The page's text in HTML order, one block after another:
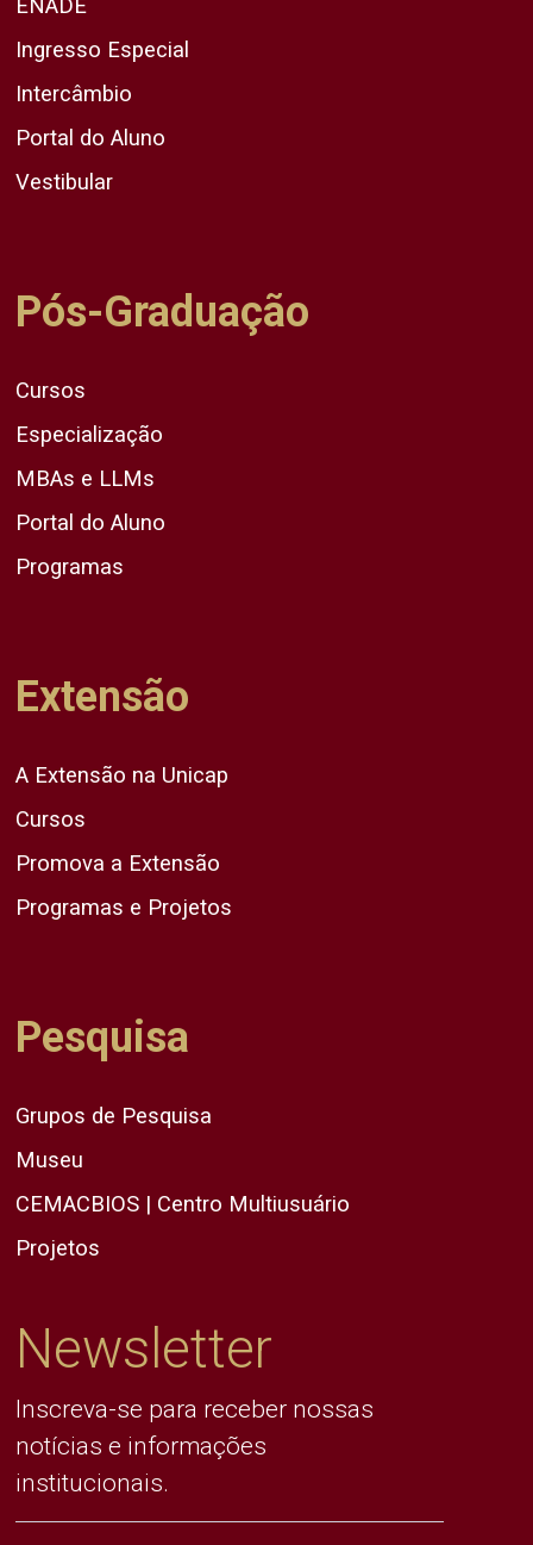
Ingresso Especial
Intercâmbio
Portal do Aluno
Vestibular
Pós-Graduação
Cursos
Especialização
MBAs e LLMs
Portal do Aluno
Programas
Extensão
A Extensão na Unicap
Cursos
Promova a Extensão
Programas e Projetos
Pesquisa
Grupos de Pesquisa
Museu
CEMACBIOS | Centro Multiusuário
Projetos
Newsletter
Inscreva-se para receber nossas
notícias e informações
institucionais.